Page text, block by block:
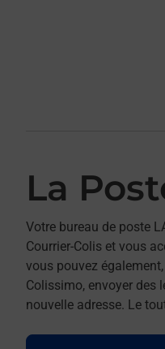
La
Votre bureau de poste
Courrier-Colis et vous
vous pouvez
Colissimo, envoyer des
nouvelle adresse. Le